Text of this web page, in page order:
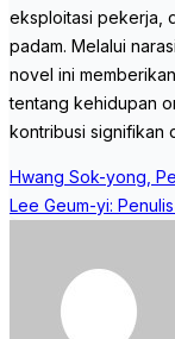
eksploitasi pekerja,
padam. Melalui
novel ini
tentang kehidupan
kontribusi signifikan
Post
navigation
Hwang Sok-yong,
Lee Geum-yi: